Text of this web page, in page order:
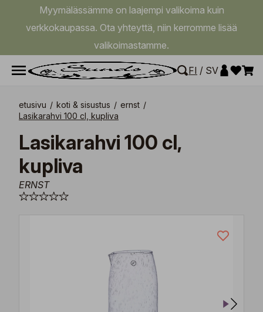
Myymälässämme on laajempi valikoima kuin
verkkokaupassa. Ota yhteyttä, niin kerromme lisää
valikoimastamme.
FI / SV
etusivu / koti & sisustus / ernst /
Lasikarahvi 100 cl, kupliva
Lasikarahvi 100 cl,
kupliva
ERNST